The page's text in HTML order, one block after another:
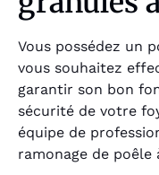
Vous possédez un
vous souhaitez
garantir son bon
sécurité de votre
équipe de
ramonage de poêle